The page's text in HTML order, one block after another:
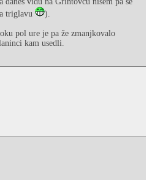
triglavu
).
pol ure je pa že zmanjkovalo
kam usedli.